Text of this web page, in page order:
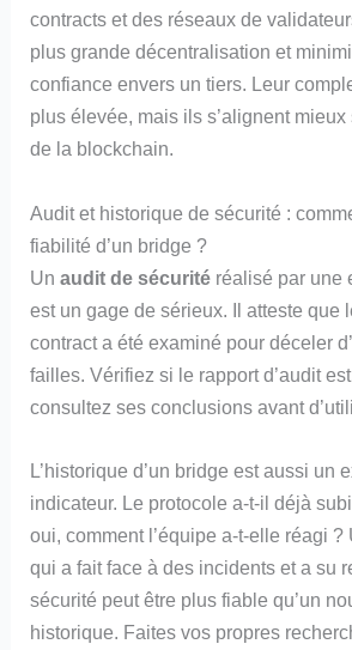
contracts et des réseaux de
plus grande décentralisation et
confiance envers un tiers. Leur
plus élevée, mais ils s’alignent
de la blockchain.
Audit et historique de sécurité :
fiabilité d’un bridge ?
Unaudit de sécurité réalisé par une
est un gage de sérieux. Il atteste que
contract a été examiné pour déceler
failles. Vérifiez si le rapport d’audit
consultez ses conclusions avant
L’historique d’un bridge est aussi un
indicateur. Le protocole a-t-il déjà
oui, comment l’équipe a-t-elle réagi ?
qui a fait face à des incidents et a su
sécurité peut être plus fiable qu’un
historique. Faites vos propres